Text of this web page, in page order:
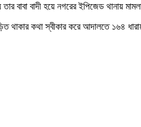
বাদী হয়ে নগরের ইপিজেড থানায়
কথা স্বীকার করে আদালতে ১৬৪ ধারায়